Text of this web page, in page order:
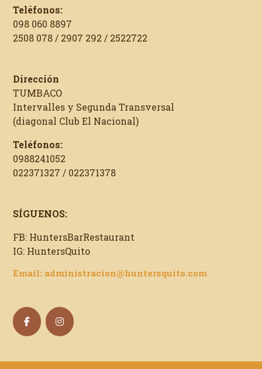
Teléfonos:
098 060 8897
2508 078 / 2907 292 / 2522722
Dirección
TUMBACO
Intervalles y Segunda Transversal
(diagonal Club El Nacional)
Teléfonos:
0988241052
022371327 / 022371378
SÍGUENOS:
FB: HuntersBarRestaurant
IG: HuntersQuito
Email: administracion@huntersquito.com